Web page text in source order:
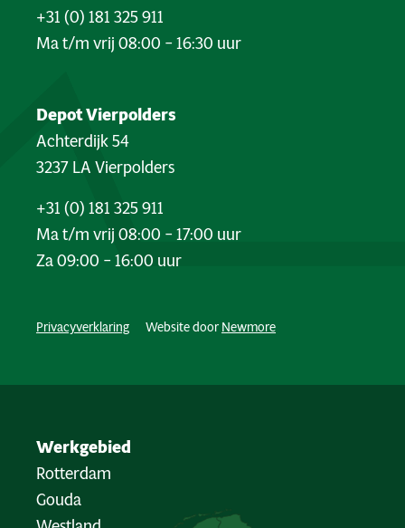
+31 (0) 181 325 911
Ma t/m vrij 08:00 – 16:30 uur
Depot Vierpolders
Achterdijk 54
3237 LA Vierpolders
+31 (0) 181 325 911
Ma t/m vrij 08:00 – 17:00 uur
Za 09:00 – 16:00 uur
Privacyverklaring Website door Newmore
Werkgebied
Rotterdam
Gouda